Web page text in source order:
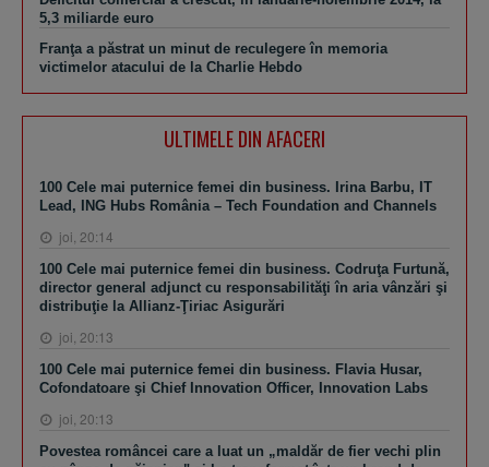
5,3 miliarde euro
Franţa a păstrat un minut de reculegere în memoria
victimelor atacului de la Charlie Hebdo
ULTIMELE DIN AFACERI
100 Cele mai puternice femei din business. Irina Barbu, IT
Lead, ING Hubs România – Tech Foundation and Channels
joi, 20:14
100 Cele mai puternice femei din business. Codruţa Furtună,
director general adjunct cu responsabilităţi în aria vânzări şi
distribuţie la Allianz-Ţiriac Asigurări
joi, 20:13
100 Cele mai puternice femei din business. Flavia Husar,
Cofondatoare şi Chief Innovation Officer, Innovation Labs
joi, 20:13
Povestea româncei care a luat un „maldăr de fier vechi plin